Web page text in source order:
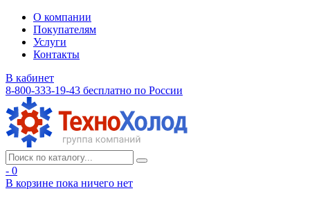
О компании
Покупателям
Услуги
Контакты
В кабинет
8-800-333-19-43 бесплатно по России
- 0
В корзине пока ничего нет